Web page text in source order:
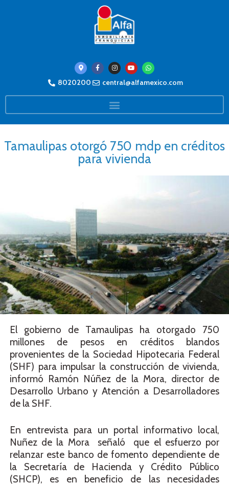
8020200 central@alfamexico.com
Tamaulipas otorgó 750 mdp en créditos
para vivienda
El gobierno de Tamaulipas ha otorgado 750
millones de pesos en créditos blandos
provenientes de la Sociedad Hipotecaria Federal
(SHF) para impulsar la construcción de vivienda,
informó Ramón Núñez de la Mora, director de
Desarrollo Urbano y Atención a Desarrolladores
de la SHF.
En entrevista para un portal informativo local,
Nuñez de la Mora señaló que el esfuerzo por
relanzar este banco de fomento dependiente de
la Secretaría de Hacienda y Crédito Público
(SHCP), es en beneficio de las necesidades